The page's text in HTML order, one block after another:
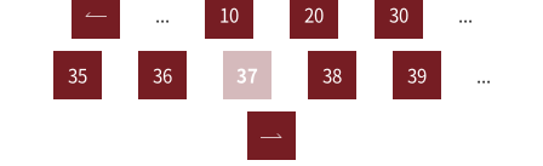
« ... 10 20 30 ...
35 36 37 38 39 ...
»